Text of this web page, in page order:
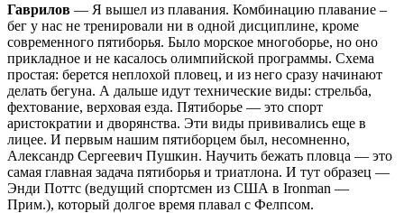
Гаврилов — Я вышел из плавания. Комбинацию плавание –
бег у нас не тренировали ни в одной дисциплине, кроме
современного пятиборья. Было морское многоборье, но оно
прикладное и не касалось олимпийской программы. Схема
простая: берется неплохой пловец, и из него сразу начинают
делать бегуна. А дальше идут технические виды: стрельба,
фехтование, верховая езда. Пятиборье — это спорт
аристократии и дворянства. Эти виды прививались еще в
лицее. И первым нашим пятиборцем был, несомненно,
Александр Сергеевич Пушкин. Научить бежать пловца — это
самая главная задача пятиборья и триатлона. И тут образец —
Энди Поттс (ведущий спортсмен из США в Ironman —
Прим.), который долгое время плавал с Фелпсом.